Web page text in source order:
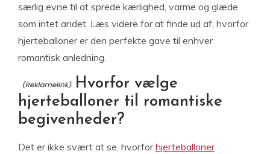
særlig evne til at sprede kærlighed, varme og glæde
som intet andet. Læs videre for at finde ud af, hvorfor
hjerteballoner er den perfekte gave til enhver
romantisk anledning.
Hvorfor vælge
hjerteballoner til romantiske
begivenheder?
Det er ikke svært at se, hvorforhjerteballoner